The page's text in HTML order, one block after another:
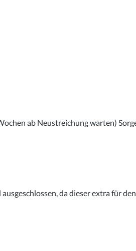
ab Neustreichung warten)
da dieser extra für